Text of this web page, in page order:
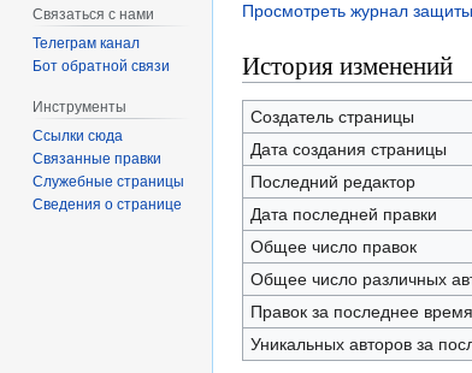
Просмотреть журнал
История изменений
Создатель страницы
Дата создания страницы
Последний редактор
Дата последней правки
Общее число правок
Общее число различных
Правок за последнее
Уникальных авторов за
Связаться с нами
Телеграм канал
Бот обратной связи
Инструменты
Ссылки сюда
Связанные правки
Служебные страницы
Сведения о странице